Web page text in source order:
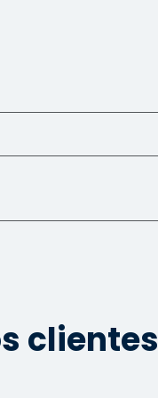
clientes